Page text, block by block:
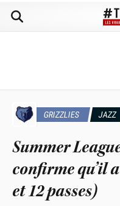
GRIZZLIES JAZZ
Summer
confirme qu’il
et 12 passes)